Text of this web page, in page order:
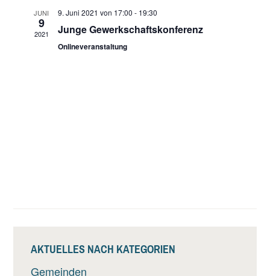
JUNI
9
2021
9. Juni 2021 von 17:00 - 19:30
Junge Gewerkschaftskonferenz
Onlineveranstaltung
AKTUELLES NACH KATEGORIEN
Gemeinden